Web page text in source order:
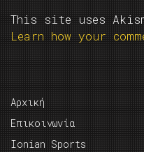
This site uses
Learn how your
Αρχική
Επικοινωνία
Ionian Sports